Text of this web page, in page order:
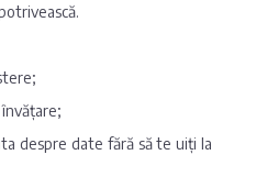
despre date fără să te uiți la